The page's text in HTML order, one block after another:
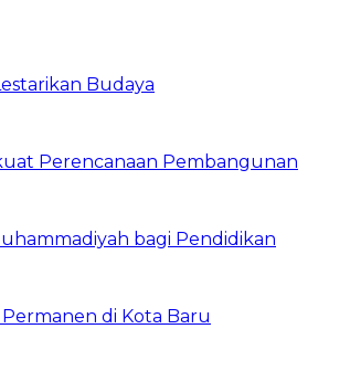
Budaya
Perencanaan Pembangunan
bagi Pendidikan
di Kota Baru